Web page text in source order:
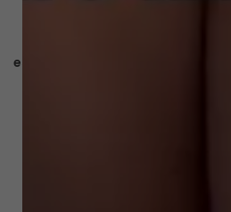
esta avaliação foi útil?